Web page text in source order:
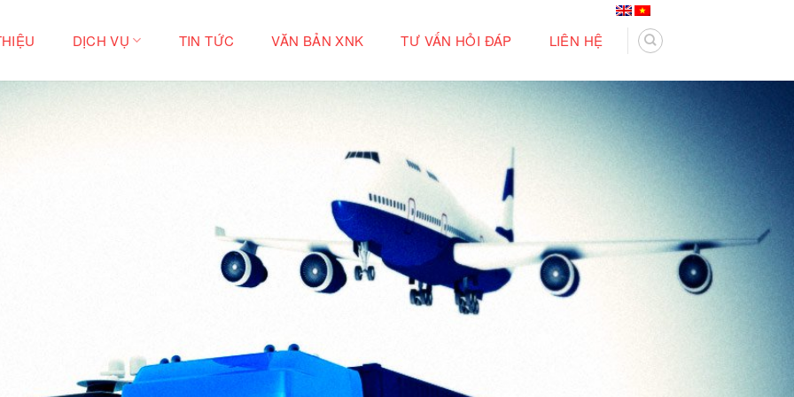
DỊCH VỤ TIN TỨC VĂN BẢN XNK TƯ VẤN HỎI ĐÁP LIÊN HỆ